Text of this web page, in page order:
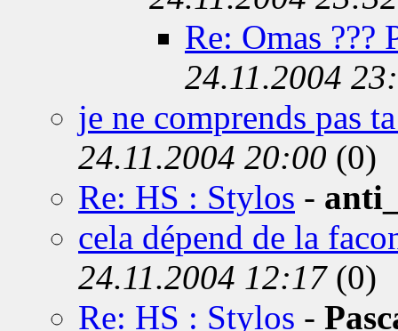
Re: Omas
24.11.2004
je ne comprends pas
24.11.2004 20:00 (0)
Re: HS : Stylos -
cela dépend de la
24.11.2004 12:17(0)
Re: HS : Stylos -